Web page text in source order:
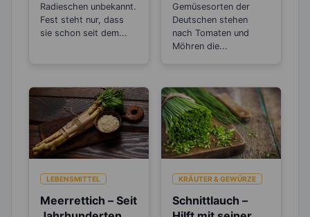
Radieschen unbekannt.
Fest steht nur, dass
sie schon seit dem...
Gemüsesorten der
Deutschen stehen
nach Tomaten und
Möhren die...
LEBENSMITTEL
Meerrettich – Seit
KRÄUTER & GEWÜRZE
Schnittlauch –